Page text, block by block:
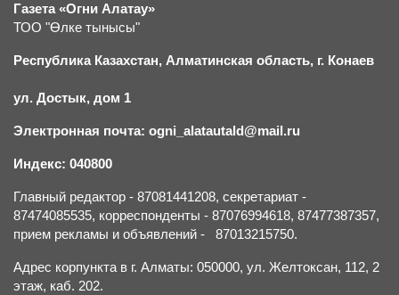
Газета «Огни Алатау»
ТОО "Өлке тынысы"
Республика Казахстан, Алматинская область, г. Конаев
ул. Достык, дом 1
Электронная почта: ogni_alatautald@mail.ru
Индекс: 040800
Главный редактор - 87081441208, секретариат -
87474085535, корреспонденты - 87076994618, 87477387357,
прием рекламы и объявлений - 87013215750.
Адрес корпункта в г. Алматы: 050000, ул. Желтоксан, 112, 2
этаж, каб. 202.